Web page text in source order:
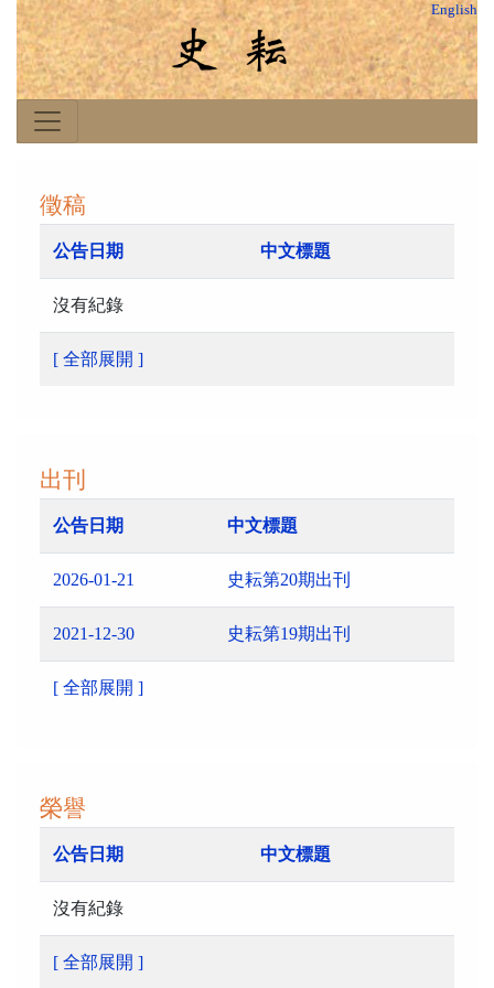
English
徵稿
公告日期 中文標題
沒有紀錄
[ 全部展開 ]
出刊
公告日期 中文標題
2026-01-21 史耘第20期出刊
2021-12-30 史耘第19期出刊
[ 全部展開 ]
榮譽
公告日期 中文標題
沒有紀錄
[ 全部展開 ]